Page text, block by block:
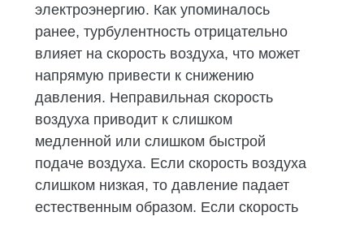
электроэнергию. Как упоминалось
ранее, турбулентность отрицательно
влияет на скорость воздуха, что может
напрямую привести к снижению
давления. Неправильная скорость
воздуха приводит к слишком
медленной или слишком быстрой
подаче воздуха. Если скорость воздуха
слишком низкая, то давление падает
естественным образом. Если скорость